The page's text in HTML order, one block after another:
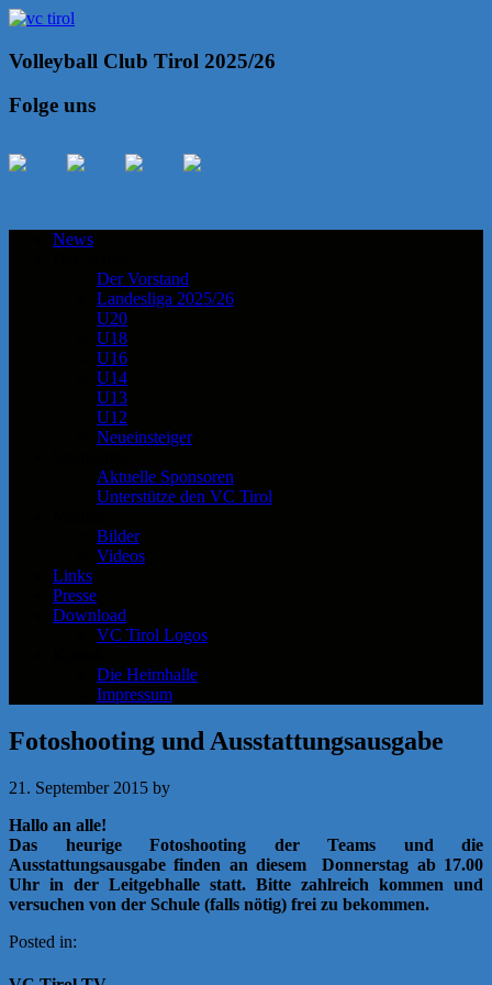
Volleyball Club Tirol 2025/26
Folge uns
News
Der Vorstand
Landesliga 2025/26
U20
U18
U16
U14
U13
U12
Neueinsteiger
Aktuelle Sponsoren
Unterstütze den VC Tirol
Bilder
Videos
Links
Presse
Download
VC Tirol Logos
Die Heimhalle
Impressum
Fotoshooting und Ausstattungsausgabe
21. September 2015 by
Hallo an alle!
Das heurige Fotoshooting der Teams und die
Ausstattungsausgabe finden an diesem Donnerstag ab 17.00
Uhr in der Leitgebhalle statt. Bitte zahlreich kommen und
versuchen von der Schule (falls nötig) frei zu bekommen.
Posted in: